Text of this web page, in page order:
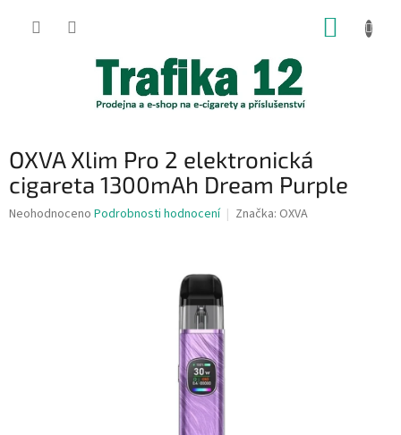
OXVA Xlim Pro 2 elektronická
cigareta 1300mAh Dream Purple
Průměrné
Neohodnoceno Podrobnosti hodnocení Značka: OXVA